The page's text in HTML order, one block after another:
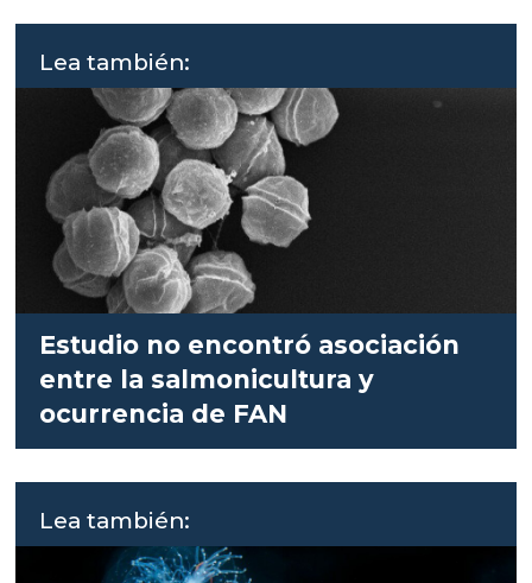
Lea también:
Estudio no encontró asociación
entre la salmonicultura y
ocurrencia de FAN
Lea también: